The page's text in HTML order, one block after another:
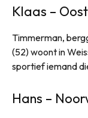
Klaas –
Timmerman,
(52) woont in
sportief iemand
Hans –